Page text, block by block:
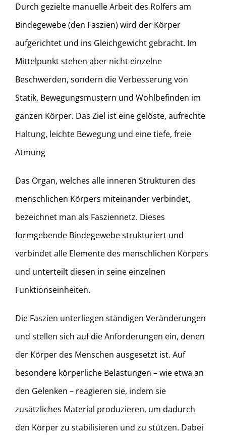
Durch gezielte manuelle Arbeit des Rolfers am
Bindegewebe (den Faszien) wird der Körper
aufgerichtet und ins Gleichgewicht gebracht. Im
Mittelpunkt stehen aber nicht einzelne
Beschwerden, sondern die Verbesserung von
Statik, Bewegungsmustern und Wohlbefinden im
ganzen Körper. Das Ziel ist eine gelöste, aufrechte
Haltung, leichte Bewegung und eine tiefe, freie
Atmung
Das Organ, welches alle inneren Strukturen des
menschlichen Körpers miteinander verbindet,
bezeichnet man als Fasziennetz. Dieses
formgebende Bindegewebe strukturiert und
verbindet alle Elemente des menschlichen Körpers
und unterteilt diesen in seine einzelnen
Funktionseinheiten.
Die Faszien unterliegen ständigen Veränderungen
und stellen sich auf die Anforderungen ein, denen
der Körper des Menschen ausgesetzt ist. Auf
besondere körperliche Belastungen – wie etwa an
den Gelenken – reagieren sie, indem sie
zusätzliches Material produzieren, um dadurch
den Körper zu stabilisieren und zu stützen. Dabei